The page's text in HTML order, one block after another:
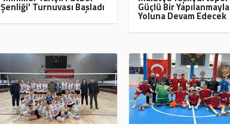
Şenliği' Turnuvası Başladı Güçlü Bir Yapılanmayla
Yoluna Devam Edecek